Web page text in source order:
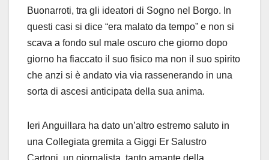
Buonarroti, tra gli ideatori di Sogno nel Borgo. In
questi casi si dice “era malato da tempo” e non si
scava a fondo sul male oscuro che giorno dopo
giorno ha fiaccato il suo fisico ma non il suo spirito
che anzi si è andato via via rassenerando in una
sorta di ascesi anticipata della sua anima.
Ieri Anguillara ha dato un’altro estremo saluto in
una Collegiata gremita a Giggi Er Salustro
Cartoni, un giornalista, tanto amante della